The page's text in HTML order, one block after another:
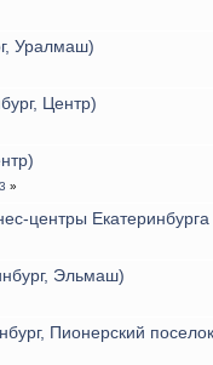
Уралмаш)
Центр)
3 »
центры Екатеринбурга
Эльмаш)
Пионерский